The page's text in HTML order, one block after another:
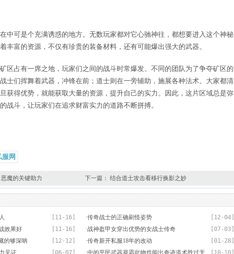
可是个充满诱惑的地方。无数玩家都对它心驰神往，都想要进入这个神秘
丰富的资源，不仅有珍贵的装备材料，还有可能爆出强大的武器。
占有一席之地，玩家们之间的战斗时常爆发。不同的团队为了争夺矿区的
士们挥舞着武器，冲锋在前；道士则在一旁辅助，施展各种法术。大家都清
获得优势，就能获取大量的资源，提升自己的实力。因此，这片区域总是弥
战斗，让玩家们在追求财富实力的道路不断拼搏。
网
魔的关键助力 下一篇： 结合道士攻击看移行换影之妙
[11-16] [12-04]
·传奇战士的正确刷怪姿势
[11-16]
效果好 [07-03]
·战神盔甲女穿出优势的女战士传奇
[12-12]
的够深呐 [01-28]
·传奇新开私服18年的改动
[06-07]
见证 [10-10]
·中的平民武器凝霜此物也能出奇迹道术胜过无